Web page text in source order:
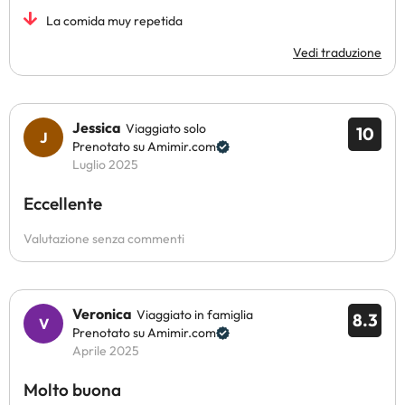
La comida muy repetida
Vedi traduzione
10
Jessica Viaggiato solo
Prenotato su Amimir.com
Luglio 2025
Eccellente
Valutazione senza commenti
8.3
Veronica Viaggiato in famiglia
Prenotato su Amimir.com
Aprile 2025
Molto buona